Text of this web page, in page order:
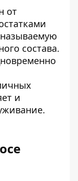
от
называемую
состава.
и